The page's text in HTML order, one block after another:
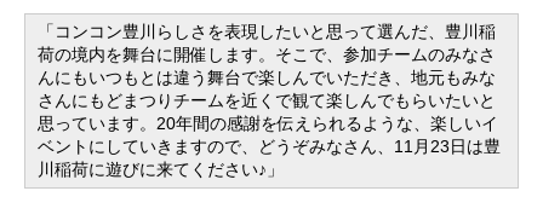
「コンコン豊川らしさを表現したいと思って選んだ、豊川稲
荷の境内を舞台に開催します。そこで、参加チームのみなさ
んにもいつもとは違う舞台で楽しんでいただき、地元もみな
さんにもどまつりチームを近くで観て楽しんでもらいたいと
思っています。20年間の感謝を伝えられるような、楽しいイ
ベントにしていきますので、どうぞみなさん、11月23日は豊
川稲荷に遊びに来てください♪」